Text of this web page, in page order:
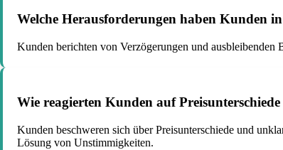
Welche Herausforderungen haben Kunden
Kunden berichten von Verzögerungen und
Wie reagierten Kunden auf
Kunden beschweren sich über Preisunterschiede und
Lösung von Unstimmigkeiten.